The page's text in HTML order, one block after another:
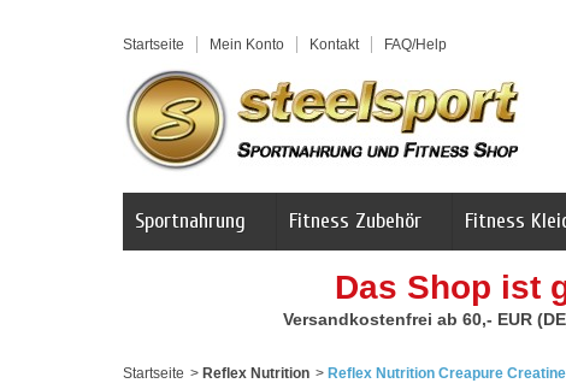
Startseite Mein Konto Kontakt FAQ/Help
Sportnahrung Fitness Zubehör Fitness
Das Shop ist
Versandkostenfrei ab 60,- EUR
Startseite > Reflex Nutrition > Reflex Nutrition Creapure